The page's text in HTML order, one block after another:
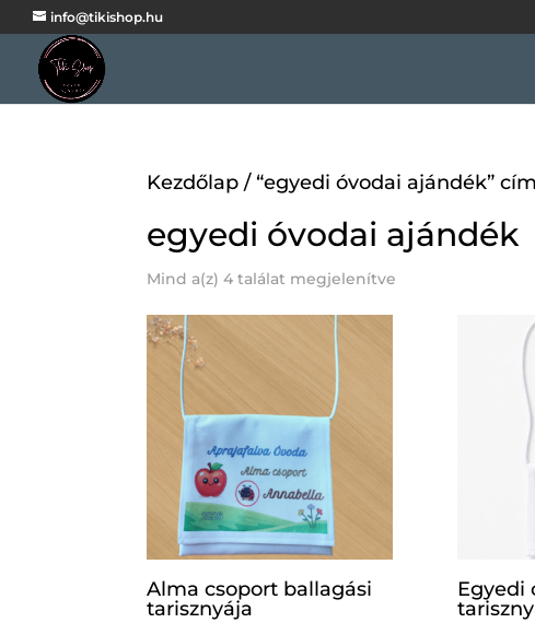
info@tikishop.hu
Kezdőlap / “egyedi óvodai ajándék”
egyedi óvodai ajándék
Mind a(z) 4 találat megjelenítve
Alma csoport ballagási
tarisznyája
Egyedi